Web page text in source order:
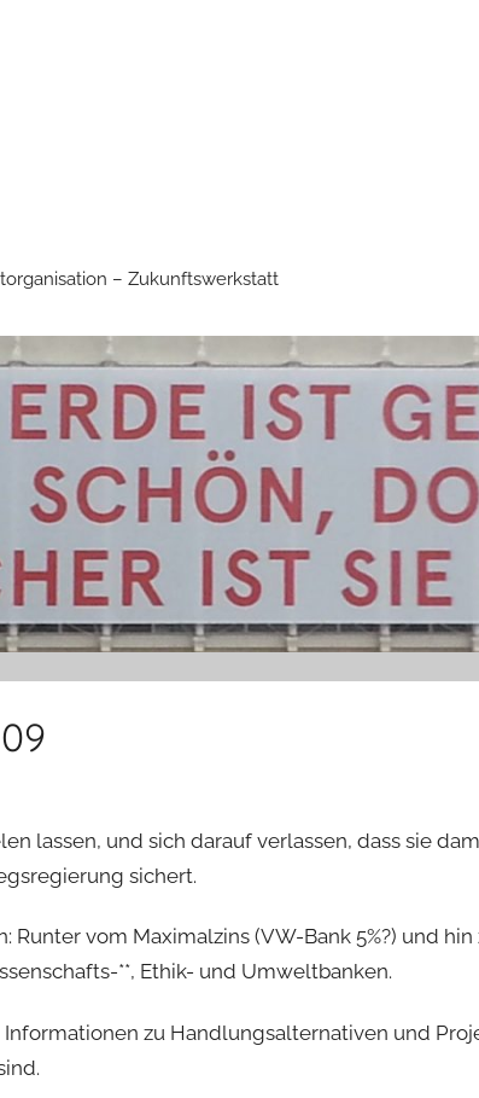
– Zukunftswerkstatt
lassen, und sich darauf verlassen, dass sie
sichert.
vom Maximalzins (VW-Bank 5%?) und hin
**, Ethik- und Umweltbanken.
zu Handlungsalternativen und